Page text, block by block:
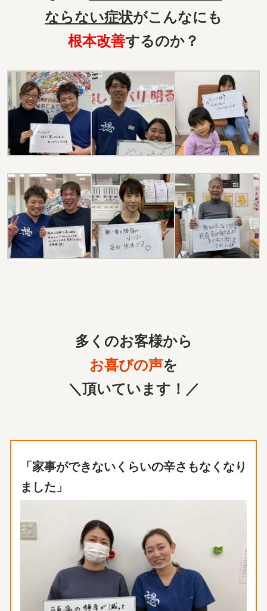
ならない症状がこんなにも
根本改善するのか？
多くのお客様から
お喜びの声を
＼頂いています！／
「家事ができないくらいの辛さもなくなり
ました」